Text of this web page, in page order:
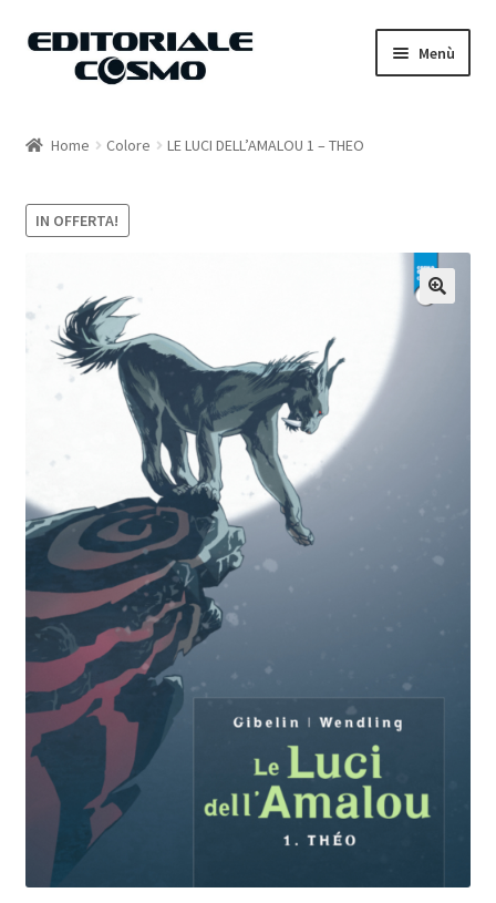
Vai
Vai
Menù
Carrello
Il mio account
Home Colore LE LUCI DELL’AMALOU 1 – THEO
IN OFFERTA!